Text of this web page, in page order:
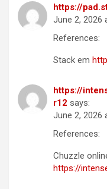
https://
June 2, 2026
References:
Stack em
https://
r12 says:
June 2, 2026
References:
Chuzzle
https://